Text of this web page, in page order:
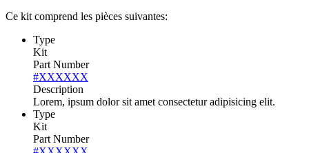
Ce kit comprend les pièces suivantes:
Type
Kit
Part Number
#XXXXXX
Description
Lorem, ipsum dolor sit amet consectetur adipisicing elit.
Type
Kit
Part Number